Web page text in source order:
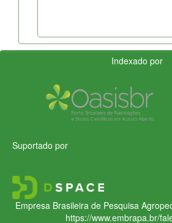
Indexado por
Suportado por
Empresa Brasileira de Pesquisa
https://www.embrapa.br/